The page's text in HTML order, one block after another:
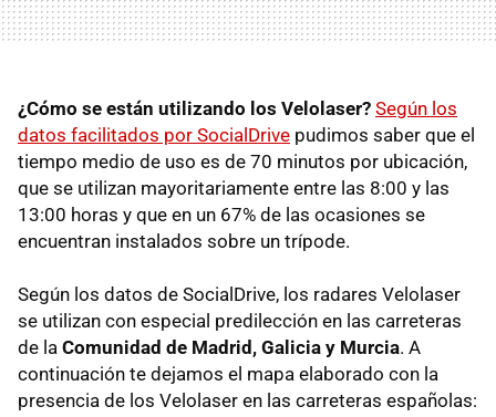
¿Cómo se están utilizando los Velolaser? Según los
datos facilitados por SocialDrive pudimos saber que el
tiempo medio de uso es de 70 minutos por ubicación,
que se utilizan mayoritariamente entre las 8:00 y las
13:00 horas y que en un 67% de las ocasiones se
encuentran instalados sobre un trípode.
Según los datos de SocialDrive, los radares Velolaser
se utilizan con especial predilección en las carreteras
de la Comunidad de Madrid, Galicia y Murcia. A
continuación te dejamos el mapa elaborado con la
presencia de los Velolaser en las carreteras españolas: